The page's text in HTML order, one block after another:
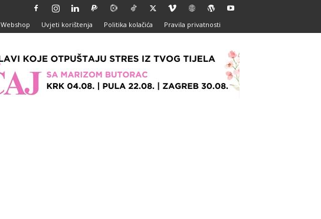
Webshop Uvjeti korištenja Politika kolačića Pravila privatnosti